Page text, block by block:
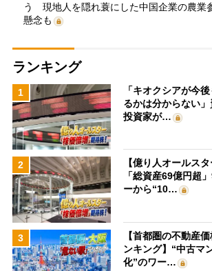
う 現地人を隠れ蓑にした中国企業の農業
懸念も
ランキング
1
「キオクシアが今
るかは分からない
投資家が…
2
【億り人オールス
「総資産69億円超
ーから“10…
3
【首都圏の不動産
ンキング】“中古マ
化”のワー…